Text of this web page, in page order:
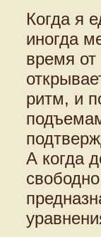
Когда я
иногда
время
ритм, и
А когда